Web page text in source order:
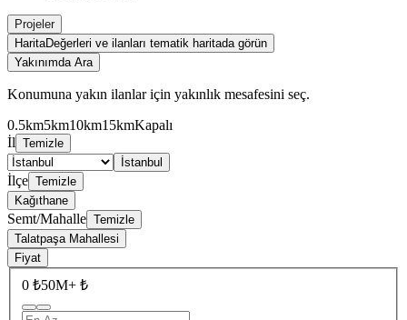
Projeler
HaritaDeğerleri ve ilanları tematik haritada görün
Yakınımda Ara
Konumuna yakın ilanlar için yakınlık mesafesini seç.
0.5km5km10km15kmKapalı
İl Temizle
İstanbul
İlçe Temizle
Kağıthane
Semt/Mahalle Temizle
Talatpaşa Mahallesi
Fiyat
0 ₺50M+ ₺